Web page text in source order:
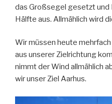
das Großsegel gesetzt und
Hälfte aus. Allmählich wird
Wir müssen heute
aus unserer Zielrichtung
nimmt der Wind allmählich
wir unser Ziel Aarhus.